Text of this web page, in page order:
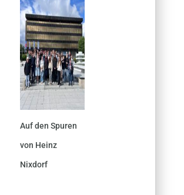
Auf den Spuren
von Heinz
Nixdorf